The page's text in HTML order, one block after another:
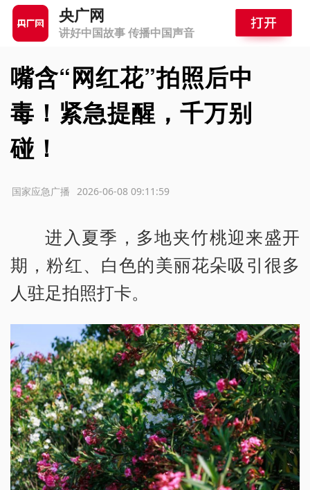
央广网
讲好中国故事 传播中国声音
嘴含“网红花”拍照后中
毒！紧急提醒，千万别
碰！
2026-06-08 09:11:59
国家应急广播
进入夏季，多地夹竹桃迎来盛开
期，粉红、白色的美丽花朵吸引很多
人驻足拍照打卡。